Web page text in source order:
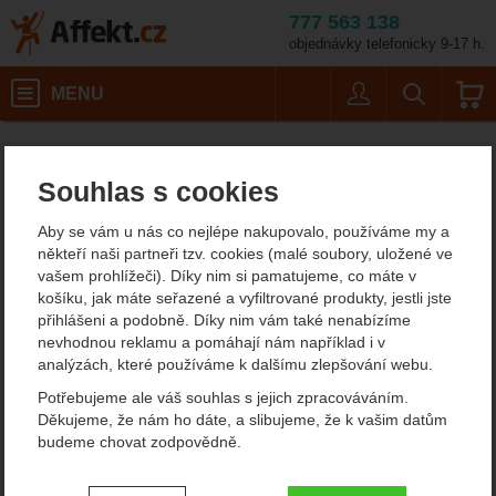
Souhlas s cookies
Aby se vám u nás co nejlépe nakupovalo, používáme my a
někteří naši partneři tzv. cookies (malé soubory, uložené ve
vašem prohlížeči). Díky nim si pamatujeme, co máte v
košíku, jak máte seřazené a vyfiltrované produkty, jestli jste
přihlášeni a podobně. Díky nim vám také nenabízíme
nevhodnou reklamu a pomáhají nám například i v
analýzách, které používáme k dalšímu zlepšování webu.
Potřebujeme ale váš souhlas s jejich zpracováváním.
Děkujeme, že nám ho dáte, a slibujeme, že k vašim datům
budeme chovat zodpovědně.
Nastavení souhlasů s kategoriemi
777 563 138
objednávky telefonicky 9-17 h.
MENU
MSR Fuel Bottle 0,591 l
MSR Fuel Bottle 0,591 l
Fotografie